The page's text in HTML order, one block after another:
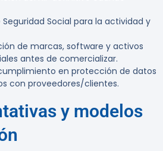
Social para la actividad y
de marcas, software y activos
antes de comercializar.
en protección de datos
con proveedores/clientes.
y modelos